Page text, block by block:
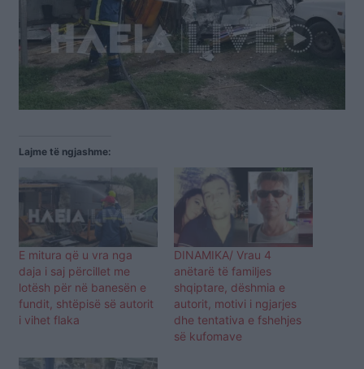
Lajme të ngjashme:
E mitura që u vra nga
daja i saj përcillet me
lotësh për në banesën e
fundit, shtëpisë së autorit
i vihet flaka
DINAMIKA/ Vrau 4
anëtarë të familjes
shqiptare, dëshmia e
autorit, motivi i ngjarjes
dhe tentativa e fshehjes
së kufomave